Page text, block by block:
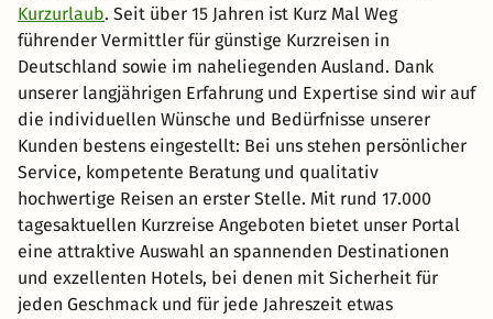
Kurzurlaub. Seit über 15 Jahren ist Kurz Mal Weg
führender Vermittler für günstige Kurzreisen in
Deutschland sowie im naheliegenden Ausland. Dank
unserer langjährigen Erfahrung und Expertise sind wir auf
die individuellen Wünsche und Bedürfnisse unserer
Kunden bestens eingestellt: Bei uns stehen persönlicher
Service, kompetente Beratung und qualitativ
hochwertige Reisen an erster Stelle. Mit rund 17.000
tagesaktuellen Kurzreise Angeboten bietet unser Portal
eine attraktive Auswahl an spannenden Destinationen
und exzellenten Hotels, bei denen mit Sicherheit für
jeden Geschmack und für jede Jahreszeit etwas